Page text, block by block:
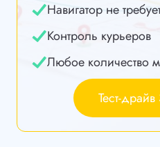
Навигатор не
Контроль курьеров
Любое количество
Тест-